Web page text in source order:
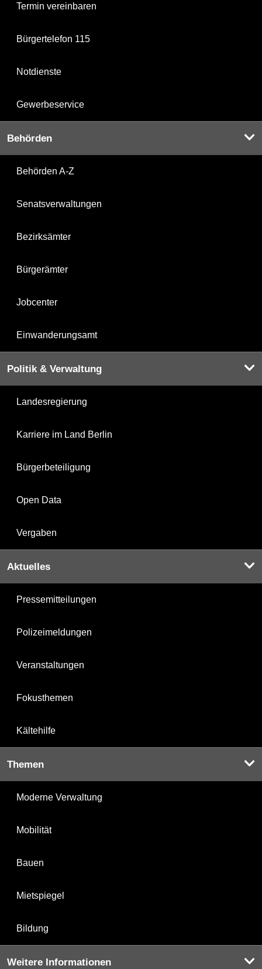
Termin vereinbaren
Bürgertelefon 115
Notdienste
Gewerbeservice
Behörden
Behörden A-Z
Senatsverwaltungen
Bezirksämter
Bürgerämter
Jobcenter
Einwanderungsamt
Politik & Verwaltung
Landesregierung
Karriere im Land Berlin
Bürgerbeteiligung
Open Data
Vergaben
Aktuelles
Pressemitteilungen
Polizeimeldungen
Veranstaltungen
Fokusthemen
Kältehilfe
Themen
Moderne Verwaltung
Mobilität
Bauen
Mietspiegel
Bildung
Weitere Informationen